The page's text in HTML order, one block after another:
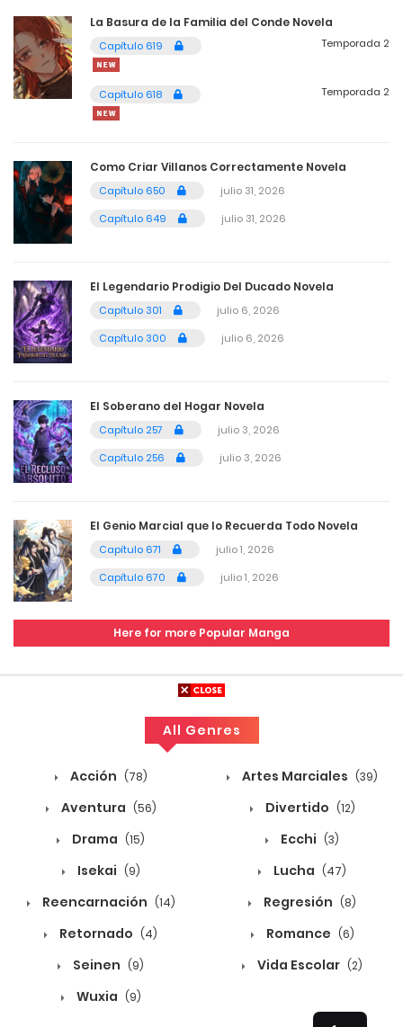
mayo 4, 2026
4 Capítulo 398
mayo 4, 2026
mayo 4, 2026
4 Capítulo 396
4 Capítulo 395
mayo 4, 2026
4 Capítulo 394
mayo 4, 2026
4 Capítulo 393
mayo 4, 2026
mayo 4, 2026
4 Capítulo 391
mayo 4, 2026
4 Capítulo 388
mayo 4, 2026
Capítulo 387
Capítulo 386
La Basura de la Familia del Conde Novela
Capítulo 619 Temporada 2
Capítulo 618 Temporada 2
Como Criar Villanos Correctamente Novela
Capítulo 650
julio 31, 2026
Capítulo 649
julio 31, 2026
El Legendario Prodigio Del Ducado Novela
Capítulo 301
julio 6, 2026
Capítulo 300
julio 6, 2026
El Soberano del Hogar Novela
Capítulo 257
julio 3, 2026
Capítulo 256
julio 3, 2026
El Genio Marcial que lo Recuerda Todo Novela
Capítulo 671
julio 1, 2026
Capítulo 670
julio 1, 2026
Here for more Popular Manga
All Genres
Acción (78) Artes Marciales (39)
Aventura (56) Divertido (12)
Drama (15) Ecchi (3)
Isekai (9) Lucha (47)
Reencarnación (14) Regresión (8)
Retornado (4) Romance (6)
Seinen (9) Vida Escolar (2)
Wuxia (9)